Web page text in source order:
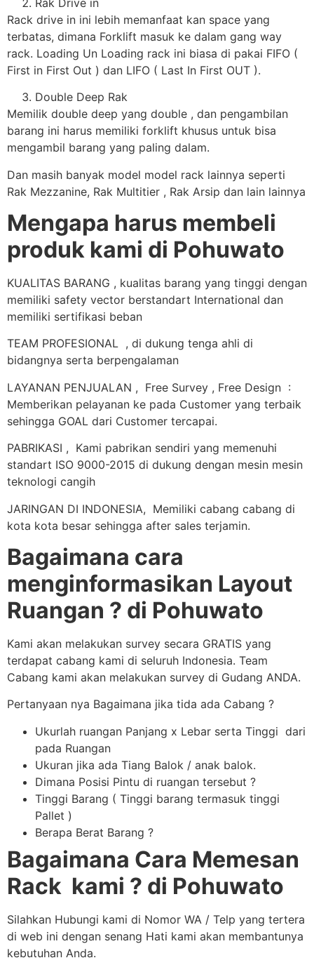
Rack drive in ini lebih memanfaat kan space yang
terbatas, dimana Forklift masuk ke dalam gang way
rack. Loading Un Loading rack ini biasa di pakai FIFO (
First in First Out ) dan LIFO ( Last In First OUT ).
Double Deep Rak
Memilik double deep yang double , dan pengambilan
barang ini harus memiliki forklift khusus untuk bisa
mengambil barang yang paling dalam.
Dan masih banyak model model rack lainnya seperti
Rak Mezzanine, Rak Multitier , Rak Arsip dan lain lainnya
Mengapa harus membeli
produk kami di Pohuwato
KUALITAS BARANG , kualitas barang yang tinggi dengan
memiliki safety vector berstandart International dan
memiliki sertifikasi beban
TEAM PROFESIONAL , di dukung tenga ahli di
bidangnya serta berpengalaman
LAYANAN PENJUALAN , Free Survey , Free Design :
Memberikan pelayanan ke pada Customer yang terbaik
sehingga GOAL dari Customer tercapai.
PABRIKASI , Kami pabrikan sendiri yang memenuhi
standart ISO 9000-2015 di dukung dengan mesin mesin
teknologi cangih
JARINGAN DI INDONESIA, Memiliki cabang cabang di
kota kota besar sehingga after sales terjamin.
Bagaimana cara
menginformasikan Layout
Ruangan ? di Pohuwato
Kami akan melakukan survey secara GRATIS yang
terdapat cabang kami di seluruh Indonesia. Team
Cabang kami akan melakukan survey di Gudang ANDA.
Pertanyaan nya Bagaimana jika tida ada Cabang ?
Ukurlah ruangan Panjang x Lebar serta Tinggi dari
pada Ruangan
Ukuran jika ada Tiang Balok / anak balok.
Dimana Posisi Pintu di ruangan tersebut ?
Tinggi Barang ( Tinggi barang termasuk tinggi
Pallet )
Berapa Berat Barang ?
Bagaimana Cara Memesan
Rack kami ? di Pohuwato
Silahkan Hubungi kami di Nomor WA / Telp yang tertera
di web ini dengan senang Hati kami akan membantunya
kebutuhan Anda.